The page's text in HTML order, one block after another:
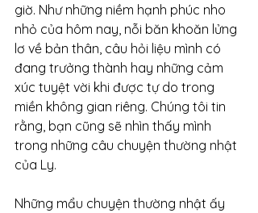
giờ. Như những niềm hạnh phúc nho
nhỏ của hôm nay, nỗi băn khoăn lửng
lơ về bản thân, câu hỏi liệu mình có
đang trưởng thành hay những cảm
xúc tuyệt vời khi được tự do trong
miền không gian riêng. Chúng tôi tin
rằng, bạn cũng sẽ nhìn thấy mình
trong những câu chuyện thường nhật
của Ly.
Những mẩu chuyện thường nhật ấy